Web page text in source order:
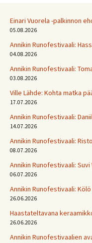
Einari Vuorela -palkinnon
05.08.2026
Annikin Runofestivaali:
04.08.2026
Annikin Runofestivaali:
03.08.2026
Ville Lähde: Kohta matka
17.07.2026
Annikin Runofestivaali:
14.07.2026
Annikin Runofestivaali:
08.07.2026
Annikin Runofestivaali: Suvi
06.07.2026
Annikin Runofestivaali:
26.06.2026
Haastateltavana
26.06.2026
Annikin Runofestivaalien